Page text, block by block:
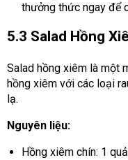
thưởng thức ngay để
5.3 Salad Hồng
Salad hồng xiêm là một
hồng xiêm với các loại
lạ.
Nguyên liệu:
Hồng xiêm chín: 1 quả